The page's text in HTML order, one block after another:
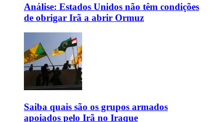
Análise: Estados Unidos não têm condições
de obrigar Irã a abrir Ormuz
Saiba quais são os grupos armados
apoiados pelo Irã no Iraque